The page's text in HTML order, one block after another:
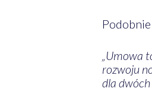
„Umowa
rozwoju
dla dwóch